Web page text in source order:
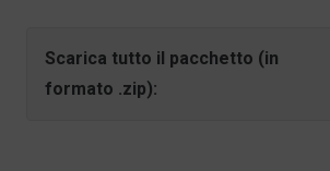
Scarica tutto il pacchetto (in
formato .zip):